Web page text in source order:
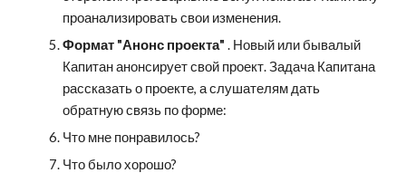
проанализировать свои изменения.
Формат "Анонс проекта" . Новый или бывалый
Капитан анонсирует свой проект. Задача Капитана
рассказать о проекте, а слушателям дать
обратную связь по форме:
Что мне понравилось?
Что было хорошо?